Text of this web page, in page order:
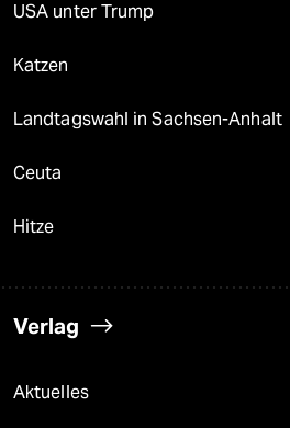
USA unter Trump
Katzen
Landtagswahl in Sachsen-Anhalt
Ceuta
Hitze
Verlag
Aktuelles